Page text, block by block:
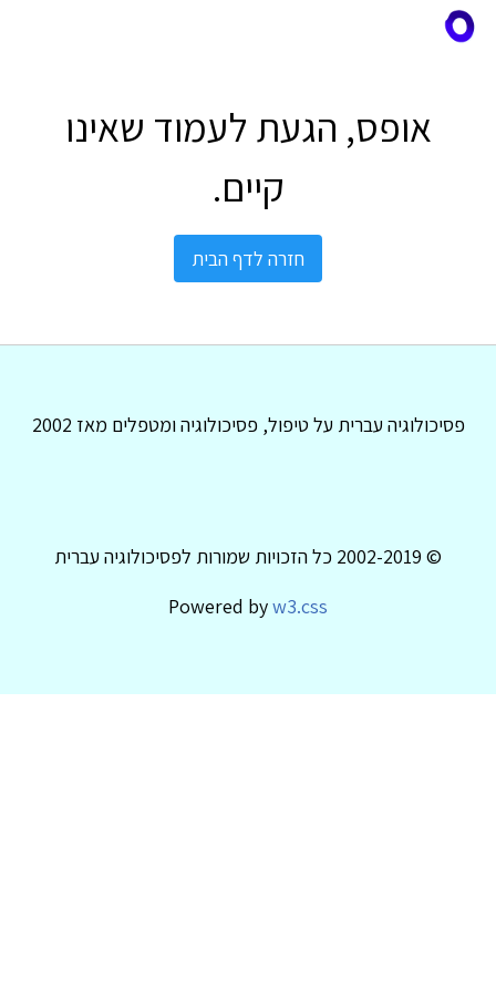
אופס, הגעת לעמוד שאינו
קיים.
חזרה לדף הבית
פסיכולוגיה עברית על טיפול, פסיכולוגיה ומטפלים מאז 2002
© 2002-2019 כל הזכויות שמורות לפסיכולוגיה עברית
Powered byw3.css